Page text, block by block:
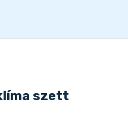
szett